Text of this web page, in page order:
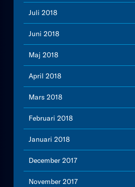
Juli 2018
Juni 2018
Maj 2018
April 2018
Mars 2018
Februari 2018
Januari 2018
December 2017
November 2017